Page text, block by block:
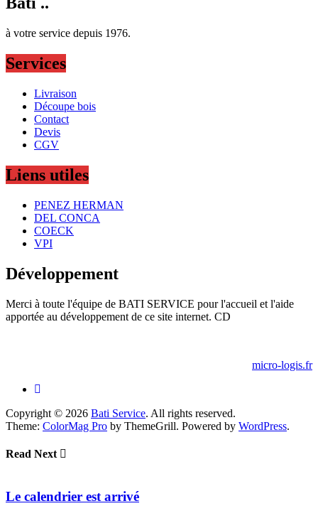
à votre service depuis 1976.
Services
Livraison
Découpe bois
Contact
Devis
CGV
Liens utiles
PENEZ HERMAN
DEL CONCA
COECK
VPI
Développement
Merci à toute l'équipe de BATI SERVICE pour l'accueil et l'aide
apportée au développement de ce site internet. CD
micro-logis.fr
Copyright © 2026 Bati Service. All rights reserved.
Theme: ColorMag Pro by ThemeGrill. Powered by WordPress.
Read Next
Le calendrier est arrivé